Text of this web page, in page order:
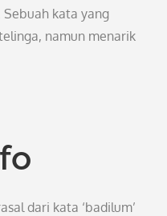
kata yang
namun menarik
dari kata ‘badilum’